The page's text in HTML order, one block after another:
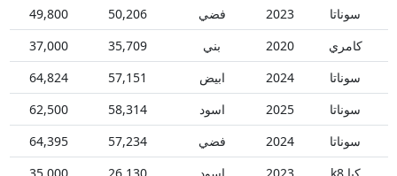
سوناتا
2023 فضي 50,206
49,800
كامري
2020 بني 35,709
37,000
سوناتا
2024 ابيض 57,151
64,824
سوناتا
2025 اسود 58,314
62,500
سوناتا
2024 فضي 57,234
64,395